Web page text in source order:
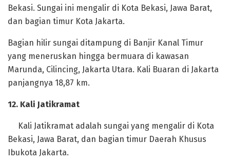
Bekasi. Sungai ini mengalir di Kota Bekasi, Jawa Barat,
dan bagian timur Kota Jakarta.
Bagian hilir sungai ditampung di Banjir Kanal Timur
yang meneruskan hingga bermuara di kawasan
Marunda, Cilincing, Jakarta Utara. Kali Buaran di Jakarta
panjangnya 18,87 km.
‎12. Kali Jatikramat
‎Kali Jatikramat adalah sungai yang mengalir di Kota
Bekasi, Jawa Barat, dan bagian timur Daerah Khusus
Ibukota Jakarta.